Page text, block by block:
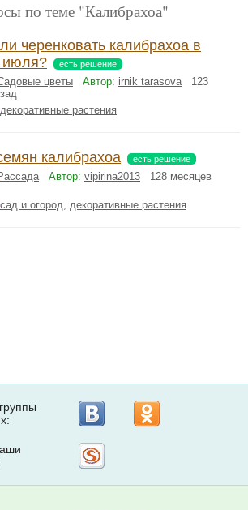
по теме "Калибрахоа"
черенковать калибрахоа в
июля?
есть решение
цветы Автор: irnik tarasova123
декоративные растения
калибрахоа есть решение
Автор: vipirina2013 128 месяцев
сад и огород, декоративные растения